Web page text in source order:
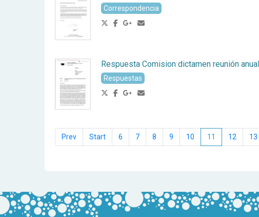
Correspondencia
Respuesta Comision dictamen reunión
Respuestas
6 7 8 9 10 11 12 13